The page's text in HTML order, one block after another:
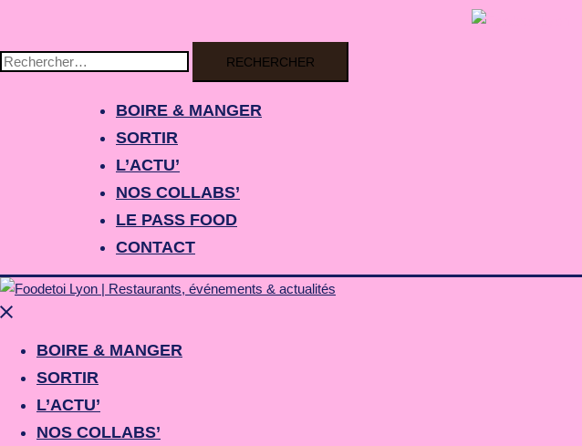
contenu
Rechercher :
BOIRE & MANGER
SORTIR
L’ACTU’
NOS COLLABS’
LE PASS FOOD
CONTACT
Fermer
BOIRE & MANGER
SORTIR
L’ACTU’
NOS COLLABS’